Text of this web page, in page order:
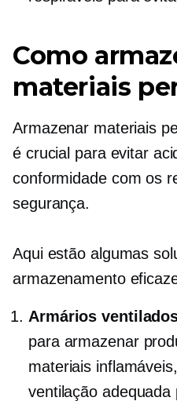
Como
materiais
Armazenar materiais
é crucial para evitar
conformidade com os
segurança.
Aqui estão algumas
armazenamento
Armários
para armazenar
materiais
ventilação